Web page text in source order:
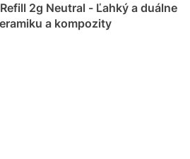
2g Neutral - Ľahký a duálne
a kompozity